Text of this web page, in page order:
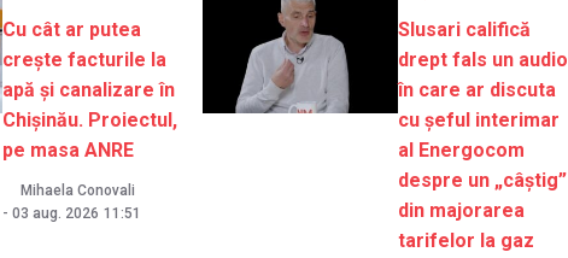
Cu cât ar putea
crește facturile la
apă și canalizare în
Chișinău. Proiectul,
pe masa ANRE
Mihaela Conovali
- 03 aug. 2026 11:51
Slusari califică
drept fals un audio
în care ar discuta
cu șeful interimar
al Energocom
despre un „câștig”
din majorarea
tarifelor la gaz